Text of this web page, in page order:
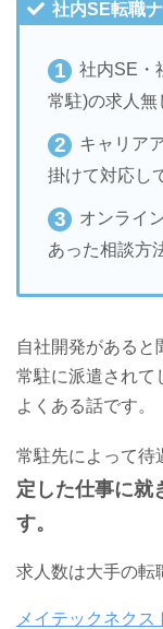
社内SE転職
社内SE・
常駐)の求人無
キャリア
掛けて対応し
オンライ
あった相談方
自社開発があると
常駐に派遣されて
よくある話です。
常駐先によって待
定した仕事に就
す。
求人数は大手の転
メイテックネクス